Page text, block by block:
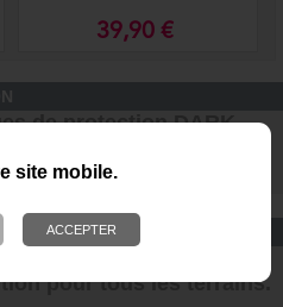
site mobile.
39,90 €
de protection DARK
pour tous les terrains.